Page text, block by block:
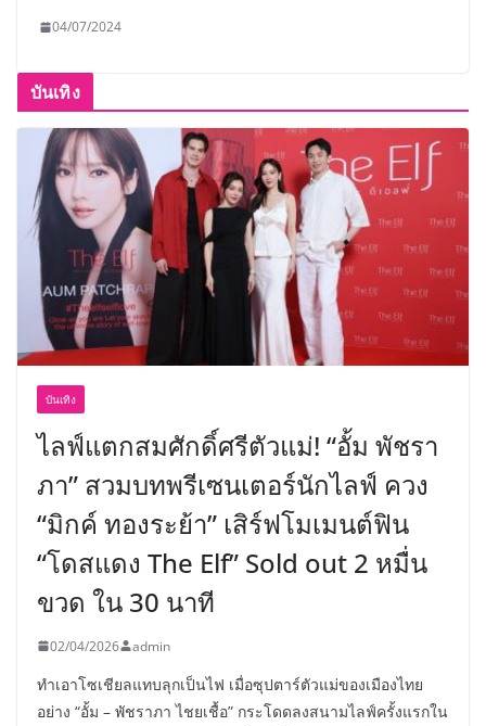
04/07/2024
บันเทิง
บันเทิง
ไลฟ์แตกสมศักดิ์ศรีตัวแม่! “อั้ม พัชรา
ภา” สวมบทพรีเซนเตอร์นักไลฟ์ ควง
“มิกค์ ทองระย้า” เสิร์ฟโมเมนต์ฟิน
“โดสแดง The Elf” Sold out 2 หมื่น
ขวด ใน 30 นาที
02/04/2026 admin
ทำเอาโซเชียลแทบลุกเป็นไฟ เมื่อซุปตาร์ตัวแม่ของเมืองไทย
อย่าง “อั้ม – พัชราภา ไชยเชื้อ” กระโดดลงสนามไลฟ์ครั้งแรกใน